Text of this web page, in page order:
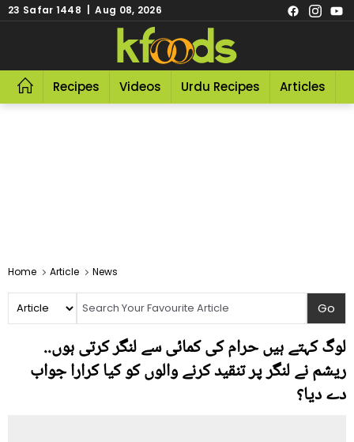
23 Safar 1448 | Aug 08, 2026
Recipes Videos Urdu Recipes Articles
Home Article News
لوگ کہتے ہیں حرام کی کمائی سے لنگر کرتی ہوں..
ریشم نے لنگر پر تنقید کرنے والوں کو کیا کرارا جواب
دے دیا؟